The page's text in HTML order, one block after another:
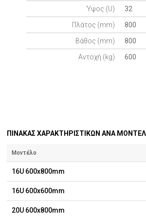
Ύψος (U) 32
Πλάτος (mm) 800
Βάθος (mm) 800
Αντοχή (kg) 600
ΠΙΝΑΚΑΣ ΧΑΡΑΚΤΗΡΙΣΤΙΚΩΝ ΑΝΑ
Μοντέλο
16U 600x800mm
16U 600x600mm
20U 600x800mm